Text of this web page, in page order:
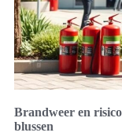
Brandweer en
blussen